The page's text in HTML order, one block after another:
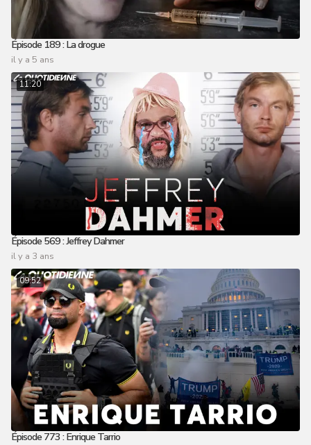
Épisode 189 : La drogue
il y a 5 ans
11:20
Épisode 569 : Jeffrey Dahmer
il y a 3 ans
09:52
Épisode 773 : Enrique Tarrio